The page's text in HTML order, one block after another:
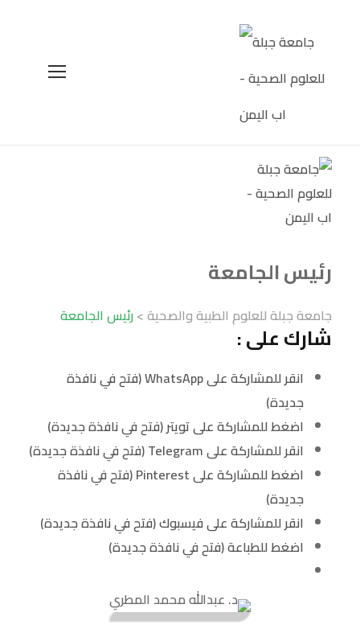
رئيس الجامعة
جامعة جبلة للعلوم الطبية والصحية>رئيس الجامعة
شارك على :
انقر للمشاركة على WhatsApp (فتح في نافذة
جديدة)
اضغط للمشاركة على تويتر (فتح في نافذة جديدة)
انقر للمشاركة على Telegram (فتح في نافذة جديدة)
اضغط للمشاركة على Pinterest (فتح في نافذة
جديدة)
انقر للمشاركة على فيسبوك (فتح في نافذة جديدة)
اضغط للطباعة (فتح في نافذة جديدة)